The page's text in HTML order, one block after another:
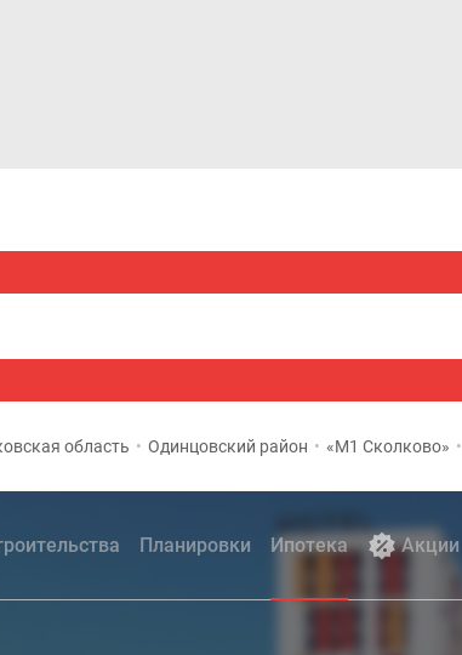
область • Одинцовский район • «М1 Сколково» •
Планировки Ипотека Акции